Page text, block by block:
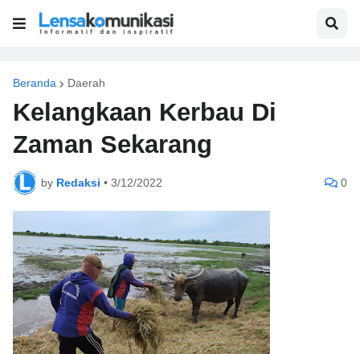
Beranda Daerah
Kelangkaan Kerbau Di
Zaman Sekarang
by Redaksi • 3/12/2022 0